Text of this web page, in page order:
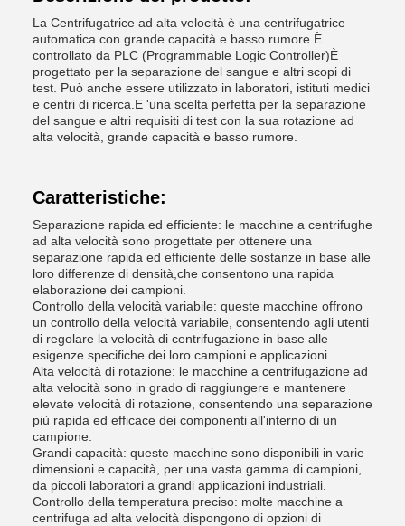
La Centrifugatrice ad alta velocità è una centrifugatrice
automatica con grande capacità e basso rumore.È
controllato da PLC (Programmable Logic Controller)È
progettato per la separazione del sangue e altri scopi di
test. Può anche essere utilizzato in laboratori, istituti medici
e centri di ricerca.E 'una scelta perfetta per la separazione
del sangue e altri requisiti di test con la sua rotazione ad
alta velocità, grande capacità e basso rumore.
Caratteristiche:
Separazione rapida ed efficiente: le macchine a centrifughe
ad alta velocità sono progettate per ottenere una
separazione rapida ed efficiente delle sostanze in base alle
loro differenze di densità,che consentono una rapida
elaborazione dei campioni.
Controllo della velocità variabile: queste macchine offrono
un controllo della velocità variabile, consentendo agli utenti
di regolare la velocità di centrifugazione in base alle
esigenze specifiche dei loro campioni e applicazioni.
Alta velocità di rotazione: le macchine a centrifugazione ad
alta velocità sono in grado di raggiungere e mantenere
elevate velocità di rotazione, consentendo una separazione
più rapida ed efficace dei componenti all'interno di un
campione.
Grandi capacità: queste macchine sono disponibili in varie
dimensioni e capacità, per una vasta gamma di campioni,
da piccoli laboratori a grandi applicazioni industriali.
Controllo della temperatura preciso: molte macchine a
centrifuga ad alta velocità dispongono di opzioni di